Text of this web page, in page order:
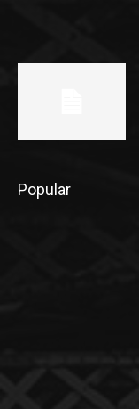
Popular